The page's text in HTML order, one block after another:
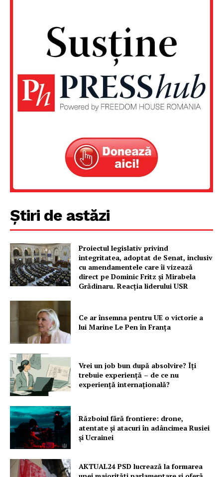
PRESShub
Proiecte editoriale
Rețea
Știri de astăzi
Proiectul legislativ privind
integritatea, adoptat de Senat, inclusiv
cu amendamentele care îi vizează
direct pe Dominic Fritz și Mirabela
Grădinaru. Reacția liderului USR
Ce ar însemna pentru UE o victorie a
lui Marine Le Pen în Franța
Vrei un job bun după absolvire? Îți
trebuie experiență – de ce nu
experiență internațională?
Războiul fără frontiere: drone,
atentate și atacuri în adâncimea Rusiei
și Ucrainei
AKTUAL24 PSD lucrează la formarea